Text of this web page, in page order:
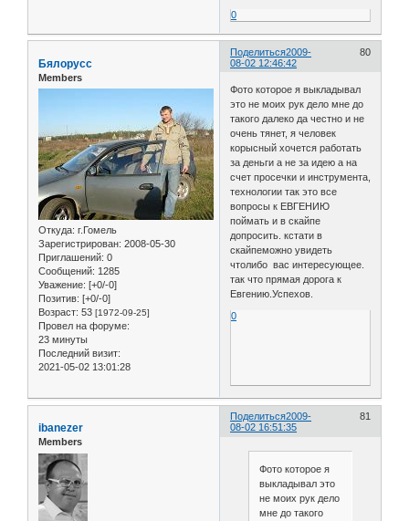
0
Поделиться 80
2009-
08-02 12:46:42
Бялорусс
Members
Откуда: г.Гомель
Зарегистрирован: 2008-05-30
Приглашений: 0
Сообщений: 1285
Уважение: [+0/-0]
Позитив: [+0/-0]
Возраст: 53 [1972-09-25]
Провел на форуме:
23 минуты
Последний визит:
2021-05-02 13:01:28
Фото которое я выкладывал
это не моих рук дело мне до
такого далеко да честно и не
очень тянет, я человек
корысный хочется работать
за деньги а не за идею а на
счет просечки и инструмента,
технологии так это все
вопросы к ЕВГЕНИЮ
поймать и в скайпе
допросить. кстати в
скайпеможно увидеть
чтолибо вас интересующее.
так что прямая дорога к
Евгению.Успехов.
0
Поделиться 81
2009-
08-02 16:51:35
ibanezer
Members
Фото которое я
выкладывал это
не моих рук дело
мне до такого